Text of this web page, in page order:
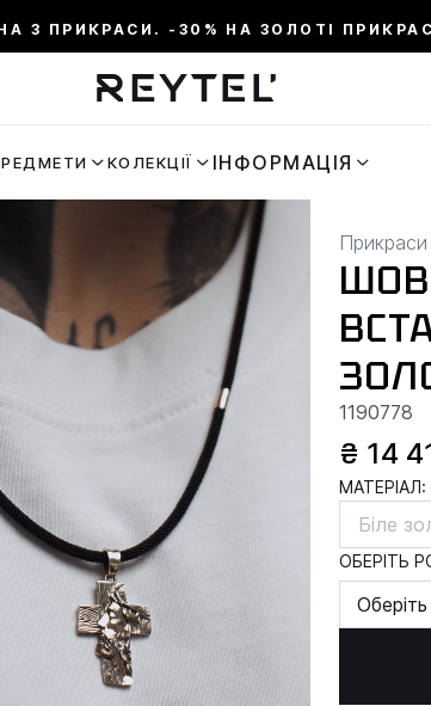
3 ПРИКРАСИ. -30% НА ЗОЛОТІ
КОЛЕКЦІЇ ІНФОРМАЦІЯ
Прикраси
1190778
₴ 14
МАТЕРІАЛ:
Біле
ОБЕРІТЬ